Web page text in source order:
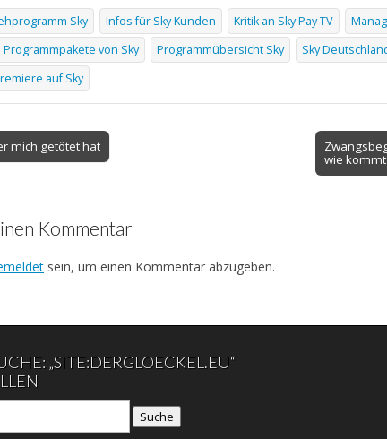
Sky Infos für Sky Kunden Kritik an Sky Pay TV
Programmpakete von Sky Programmübersicht Sky Sky
auf Sky
mich getötet hat
wie
Kommentar
sein, um einen Kommentar abzugeben.
„SITE:DERGLOECKEL.EU“
Suche